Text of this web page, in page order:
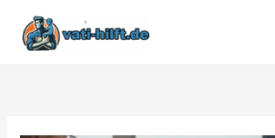
Inhalt
springen